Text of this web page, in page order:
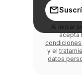
Al iniciar
acepta
y el
datos